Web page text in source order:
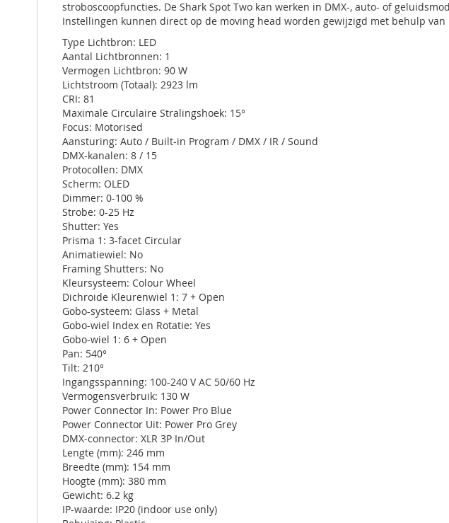
stroboscoopfuncties. De Shark Spot Two kan werken in DMX-, auto- of
Instellingen kunnen direct op de moving head worden gewijzigd met behulp van
Type Lichtbron: LED
Aantal Lichtbronnen: 1
Vermogen Lichtbron: 90 W
Lichtstroom (Totaal): 2923 lm
CRI: 81
Maximale Circulaire Stralingshoek: 15°
Focus: Motorised
Aansturing: Auto / Built-in Program / DMX / IR / Sound
DMX-kanalen: 8 / 15
Protocollen: DMX
Scherm: OLED
Dimmer: 0-100 %
Strobe: 0-25 Hz
Shutter: Yes
Prisma 1: 3-facet Circular
Animatiewiel: No
Framing Shutters: No
Kleursysteem: Colour Wheel
Dichroide Kleurenwiel 1: 7 + Open
Gobo-systeem: Glass + Metal
Gobo-wiel Index en Rotatie: Yes
Gobo-wiel 1: 6 + Open
Pan: 540°
Tilt: 210°
Ingangsspanning: 100-240 V AC 50/60 Hz
Vermogensverbruik: 130 W
Power Connector In: Power Pro Blue
Power Connector Uit: Power Pro Grey
DMX-connector: XLR 3P In/Out
Lengte (mm): 246 mm
Breedte (mm): 154 mm
Hoogte (mm): 380 mm
Gewicht: 6.2 kg
IP-waarde: IP20 (indoor use only)